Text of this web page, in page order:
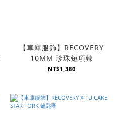
【車庫服飾】RECOVERY
10MM 珍珠短項鍊
NT$1,380